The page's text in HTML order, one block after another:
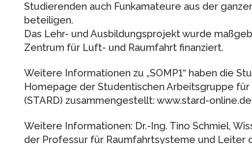
Studierenden auch Funkamateure aus der
beteiligen.
Das Lehr- und Ausbildungsprojekt wurde
Zentrum für Luft- und Raumfahrt finanziert.
Weitere Informationen zu „SOMP1“ haben die
Homepage der Studentischen Arbeitsgruppe für
(STARD) zusammengestellt: www.stard-online.de
Weitere Informationen: Dr.-Ing. Tino Schmiel,
der Professur für Raumfahrtsysteme und Leiter